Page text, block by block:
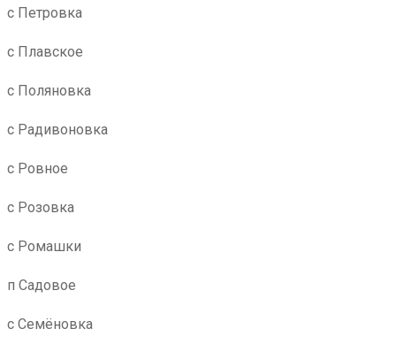
с Петровка
с Плавское
с Поляновка
с Радивоновка
с Ровное
с Розовка
с Ромашки
п Садовое
с Семёновка